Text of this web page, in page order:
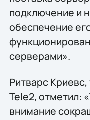
подключение и
обеспечение
серверами».
Ритварс
Tele2, отметил:
внимание